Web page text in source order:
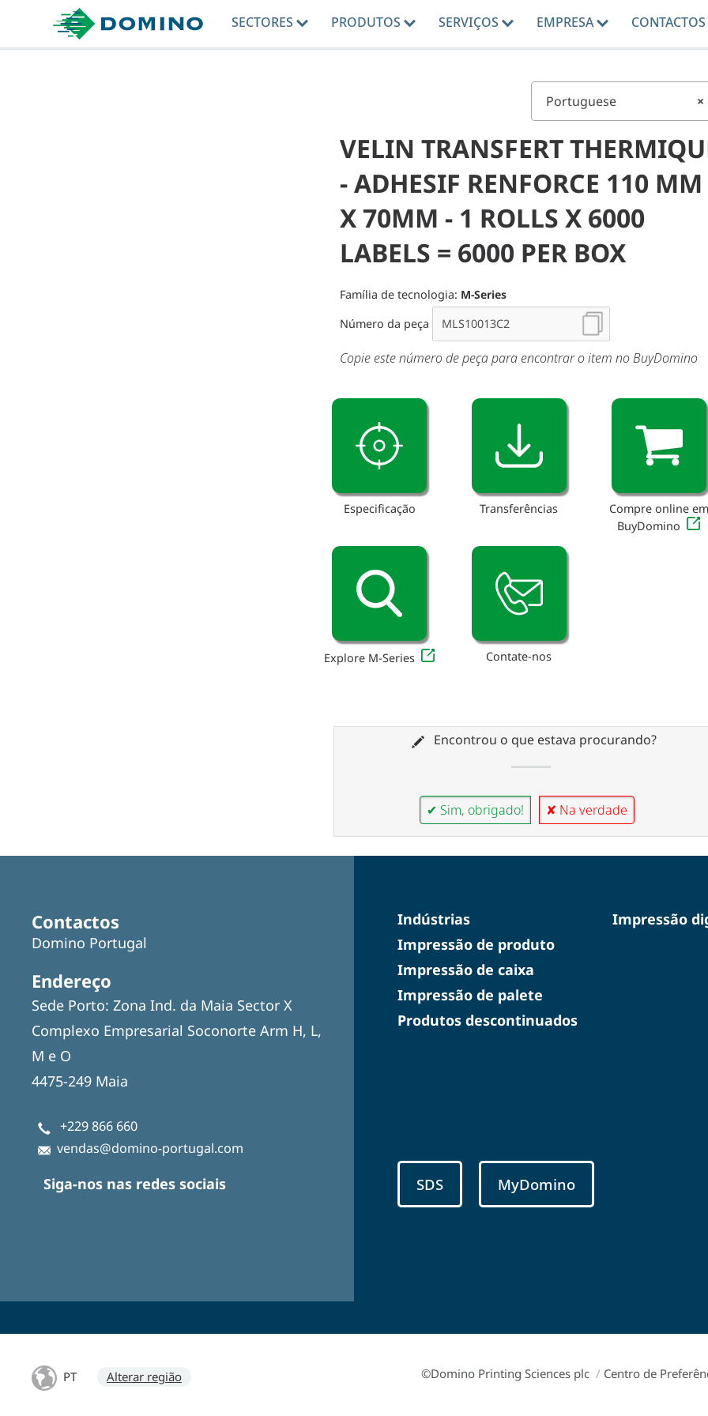
SECTORES PRODUTOS SERVIÇOS EMPRESA CONTACTOS
×
Portuguese
VELIN TRANSFERT
- ADHESIF RENFORCE 110 MM
X 70MM - 1 ROLLS X 6000
LABELS = 6000 PER BOX
Família de tecnologia: M-Series
Número da peça
Copie este número de peça para encontrar o item no BuyDomino
Especificação Transferências
Compre online em
BuyDomino
Explore M-Series Contate-nos
Encontrou o que estava procurando?
✔ Sim, obrigado! ✘ Na verdade
Contactos
Domino Portugal
Endereço
Sede Porto: Zona Ind. da Maia Sector X
Complexo Empresarial Soconorte Arm H, L,
M e O
4475-249 Maia
+229 866 660
vendas@domino-portugal.com
Siga-nos nas redes sociais
Indústrias
Impressão de produto
Impressão de caixa
Impressão de palete
Produtos descontinuados
Impressão
SDS MyDomino
PT Alterar região ©Domino Printing Sciences plc / Centro de